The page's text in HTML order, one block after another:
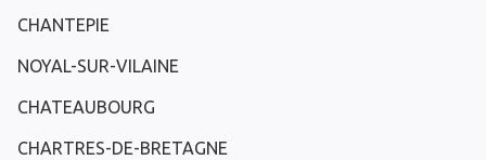
CHANTEPIE
NOYAL-SUR-VILAINE
CHATEAUBOURG
CHARTRES-DE-BRETAGNE